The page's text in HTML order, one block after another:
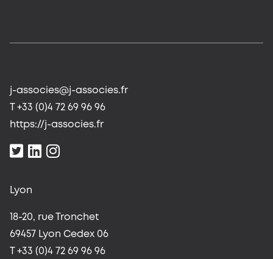
j-associes@j-associes.fr
T +33 (0)4 72 69 96 96
https://j-associes.fr
Lyon
18-20, rue Tronchet
69457 Lyon Cedex 06
T +33 (0)4 72 69 96 96